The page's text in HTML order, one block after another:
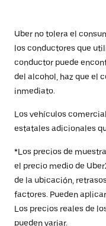
Uber no tolera el
los conductores que
conductor puede
del alcohol, haz que el
inmediato.
Los vehículos
estatales adicionales
*Los precios de
el precio medio de
de la ubicación,
factores. Pueden
Los precios reales de
pueden variar.